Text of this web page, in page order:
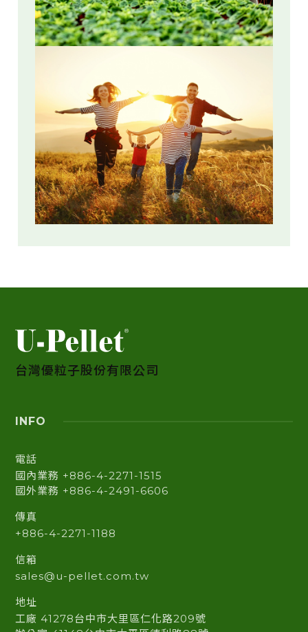
台灣優粒子股份有限公司
INFO
電話
國內業務 +886-4-2271-1515
國外業務 +886-4-2491-6606
傳真
+886-4-2271-1188
信箱
sales@u-pellet.com.tw
地址
工廠 41278台中市大里區仁化路209號